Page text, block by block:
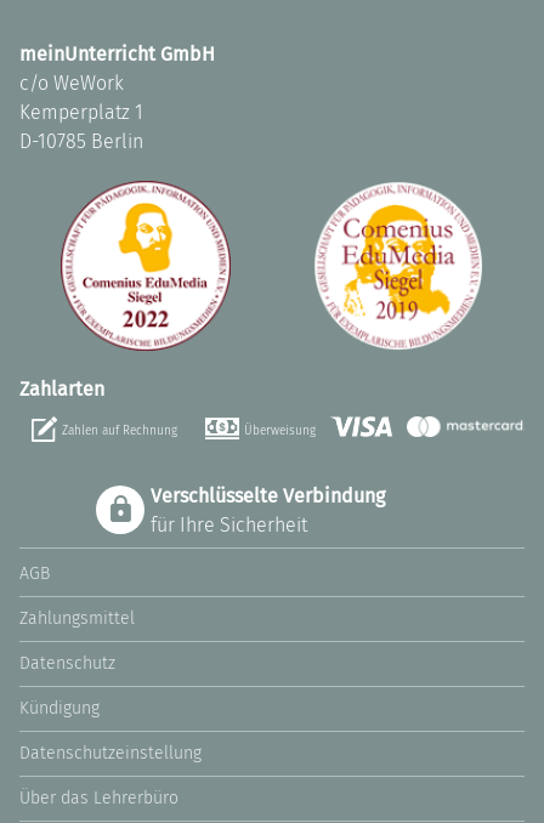
meinUnterricht GmbH
c/o WeWork
Kemperplatz 1
D-10785 Berlin
Zahlarten
Zahlen auf Rechnung Überweisung
Verschlüsselte Verbindung
für Ihre Sicherheit
AGB
Zahlungsmittel
Datenschutz
Kündigung
Datenschutzeinstellung
Über das Lehrerbüro